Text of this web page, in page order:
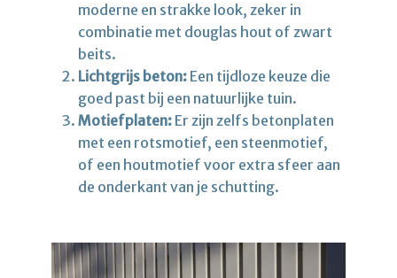
moderne en strakke look, zeker in
combinatie met douglas hout of zwart
beits.
Lichtgrijs beton: Een tijdloze keuze die
goed past bij een natuurlijke tuin.
Motiefplaten: Er zijn zelfs betonplaten
met een rotsmotief, een steenmotief,
of een houtmotief voor extra sfeer aan
de onderkant van je schutting.